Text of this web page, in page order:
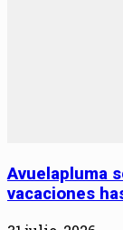
Avuelapluma
vacaciones